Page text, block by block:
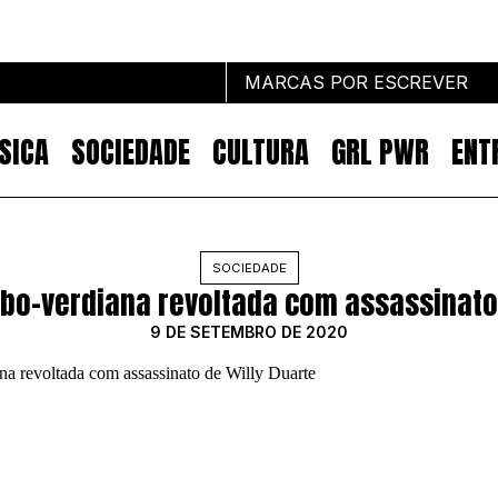
MARCAS POR ESCREVER
SOCIEDADE CULTURA GRL PWR
Marcas por escrever
NOTÍCIAS
MARKETING
EMPREENDEDORISMO
SOCIEDADE
verdiana revoltada com
9 DE SETEMBRO DE 2020